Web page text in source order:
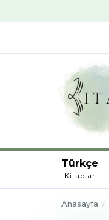
Türkçe
Kitaplar
Anasayfa